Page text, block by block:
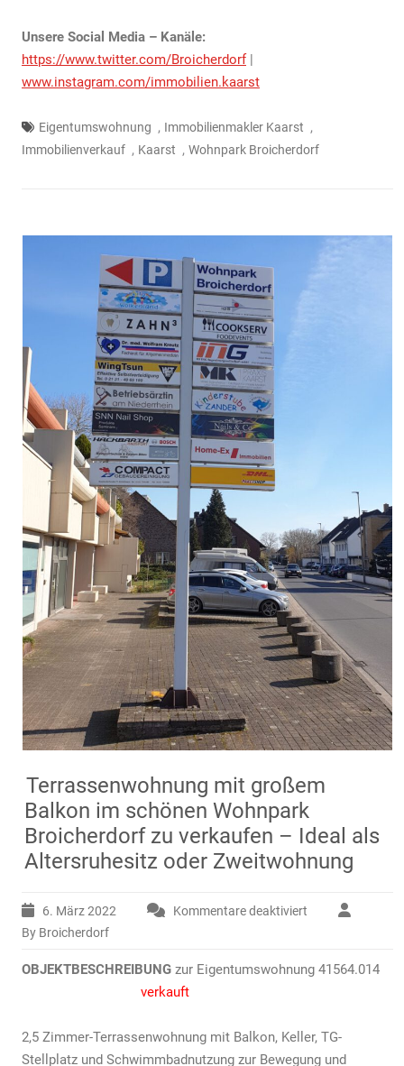
Unsere Social Media – Kanäle:
https://www.twitter.com/Broicherdorf|
www.instagram.com/immobilien.kaarst
Eigentumswohnung , Immobilienmakler Kaarst ,
Immobilienverkauf , Kaarst , Wohnpark Broicherdorf
Terrassenwohnung mit großem
Balkon im schönen Wohnpark
Broicherdorf zu verkaufen – Ideal als
Altersruhesitz oder Zweitwohnung
6. März 2022 Kommentare deaktiviert
großem
Wohnpark
By Broicherdorf
OBJEKTBESCHREIBUNG zur Eigentumswohnung 41564.014
verkauft
2,5 Zimmer-Terrassenwohnung mit Balkon, Keller, TG-
Stellplatz und Schwimmbadnutzung zur Bewegung und